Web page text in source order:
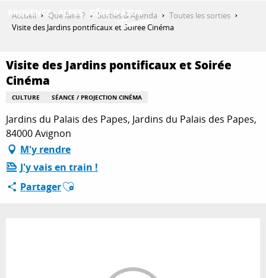
QUE FAIRE ?
SÉJOURNER
ESPACE PRO
Accueil Que faire ? Sorties & Agenda
Toutes les sorties
Visite des Jardins pontificaux et Soirée Cinéma
Visite des Jardins pontificaux et Soirée
Cinéma
CULTURE SÉANCE / PROJECTION CINÉMA
Jardins du Palais des Papes, Jardins du Palais des Papes,
84000 Avignon
M'y rendre
J'y vais en train !
PartagerAjouter aux favoris